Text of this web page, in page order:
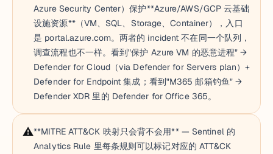
Azure Security Center）保护**Azure/AWS/GCP 云基础
设施资源**（VM、SQL、Storage、Container），入口
是 portal.azure.com。两者的 incident 不在同一个队列，
调查流程也不一样。看到"保护 Azure VM 的恶意进程" →
Defender for Cloud（via Defender for Servers plan）+
Defender for Endpoint 集成；看到"M365 邮箱钓鱼" →
Defender XDR 里的 Defender for Office 365。
⚠️**MITRE ATT&CK 映射只会背不会用** — Sentinel 的
Analytics Rule 里每条规则可以标记对应的 ATT&CK